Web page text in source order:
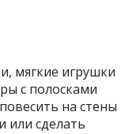
мягкие игрушки
с полосками
на стены
или сделать